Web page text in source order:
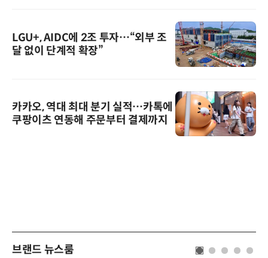
LGU+, AIDC에 2조 투자…“외부 조
달 없이 단계적 확장”
카카오, 역대 최대 분기 실적…카톡에
쿠팡이츠 연동해 주문부터 결제까지
브랜드 뉴스룸